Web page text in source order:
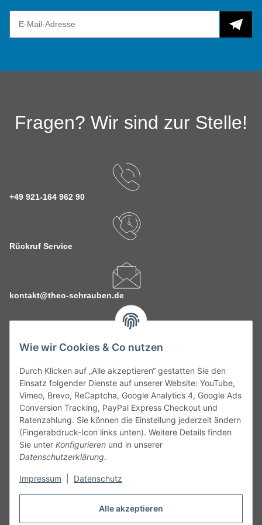
Alle akzeptieren
Wie wir Cookies & Co nutzen
Durch Klicken auf „Alle akzeptieren“ gestatten Sie den
Einsatz folgender Dienste auf unserer Website: YouTube,
Vimeo, Brevo, ReCaptcha, Google Analytics 4, Google Ads
Conversion Tracking, PayPal Express Checkout und
Ratenzahlung. Sie können die Einstellung jederzeit ändern
(Fingerabdruck-Icon links unten). Weitere Details finden
Sie unter Konfigurieren und in unserer
Datenschutzerklärung.
Impressum Datenschutz
Fragen? Wir sind zur Stelle!
+49 921-164 962 90
Rückruf Service
kontakt@theo-schrauben.de
Service
Gesetzliche Informationen
Alle technischen Angaben ohne Gewähr. Irrtümer und fehlerhafte
Angaben vorbehalten. Wenn Sie Datenblätter oder spezielle
unseren Kundenservice. Abbildungen der Artikel können